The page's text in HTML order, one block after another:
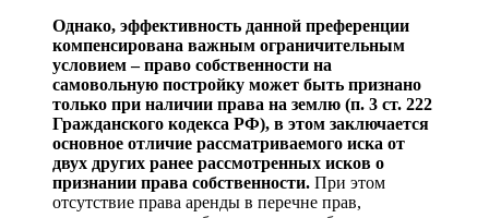
Однако, эффективность данной преференции
компенсирована важным ограничительным
условием – право собственности на
самовольную постройку может быть признано
только при наличии права на землю (п. 3 ст. 222
Гражданского кодекса РФ), в этом заключается
основное отличие рассматриваемого иска от
двух других ранее рассмотренных исков о
признании права собственности. При этом
отсутствие права аренды в перечне прав,